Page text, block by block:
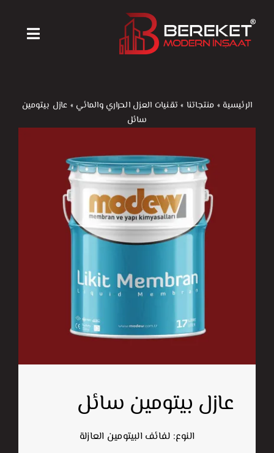
content
Toggle
منتجاتنا
آلات ومعدات
عازل بيتومين سائل
النوع: لفائف البيتومين العازلة
الرئيسية » منتجاتنا » تقنيات العزل الحراري والمائي » عازل بيتومين
سائل